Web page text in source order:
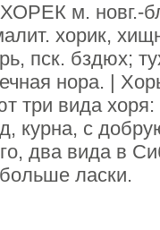
м. новг.-
хорик,
пск. бздюх;
нора. |
три вида
курна, с
два вида в
ласки.